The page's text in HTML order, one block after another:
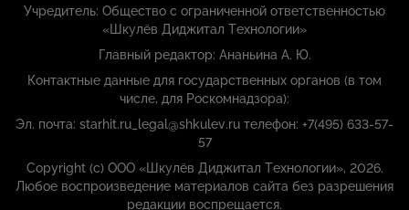
Учредитель: Общество с ограниченной ответственностью
«Шкулёв Диджитал Технологии»
Главный редактор: Ананьина А. Ю.
Контактные данные для государственных органов (в том
числе, для Роскомнадзора):
Эл. почта: starhit.ru_legal@shkulev.ru телефон: +7(495) 633-57-
57
Copyright (с) ООО «Шкулёв Диджитал Технологии», 2026.
Любое воспроизведение материалов сайта без разрешения
редакции воспрещается.